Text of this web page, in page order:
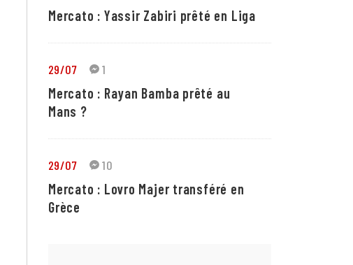
Mercato : Yassir Zabiri prêté en Liga
29/07 1
Mercato : Rayan Bamba prêté au
Mans ?
29/07 10
Mercato : Lovro Majer transféré en
Grèce